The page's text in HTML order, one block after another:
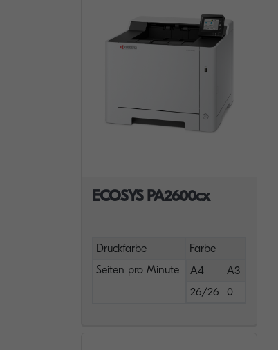
ECOSYS PA2600cx
Druckfarbe
Farbe
Seiten pro Minute
A4
A3
26/26
0